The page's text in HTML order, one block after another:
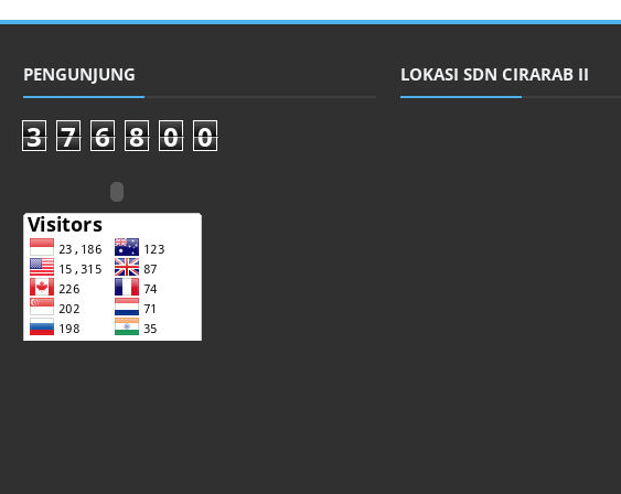
PENGUNJUNG
3 7 6 8 0 0
LOKASI SDN CIRARAB II